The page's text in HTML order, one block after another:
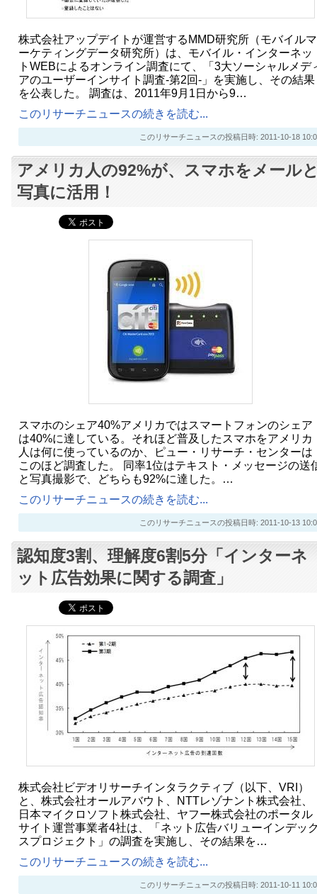
株式会社アップデイトが運営するMMD研究所（モバイルマ
ーケティングデータ研究所）は、モバイル・インターネッ
トWEBによるオンライン調査にて、「3大ソーシャルメデ
アのユーザーインサイト調査-第2回-」を実施し、その結果
を公表した。 調査は、2011年9月1日から9…
このリサーチニュースの続きを読む...
このリサーチニュースの投稿日時: 2011-10-18
アメリカ人の92%が、スマホをメール
写真に活用！
スマホのシェア40%アメリカではスマートフォンのシェア
は40%に達している。それほど普及したスマホをアメリカ
人は何に使っているのか、ピュー・リサーチ・センターは
このほど調査した。 同率1位はテキスト・メッセージの送
と写真撮影で、どちらも92%に達した。…
このリサーチニュースの続きを読む...
このリサーチニュースの投稿日時: 2011-10-13
認知度3割、理解度6割5分「インターネ
ット広告効果に関する調査」
株式会社ビデオリサーチインタラクティブ（以下、VRI）
と、株式会社オールアバウト、NTTレゾナント株式会社、
日本マイクロソフト株式会社、ヤフー株式会社のポータル
サイト運営事業者4社は、「ネット広告バリューインデッ
スプロジェクト」の調査を実施し、その結果を…
このリサーチニュースの続きを読む...
このリサーチニュースの投稿日時: 2011-10-11